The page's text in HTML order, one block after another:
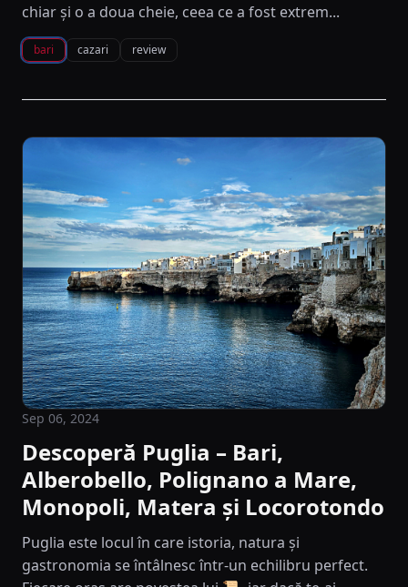
chiar și o a doua cheie, ceea ce a fost extrem...
bari cazari review
Sep 06, 2024
Descoperă Puglia – Bari,
Alberobello, Polignano a Mare,
Monopoli, Matera și Locorotondo
Puglia este locul în care istoria, natura și
gastronomia se întâlnesc într-un echilibru perfect.